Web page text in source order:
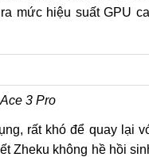
mức hiệu suất GPU
3 Pro
rất khó để quay lại
Zheku không hề hồi